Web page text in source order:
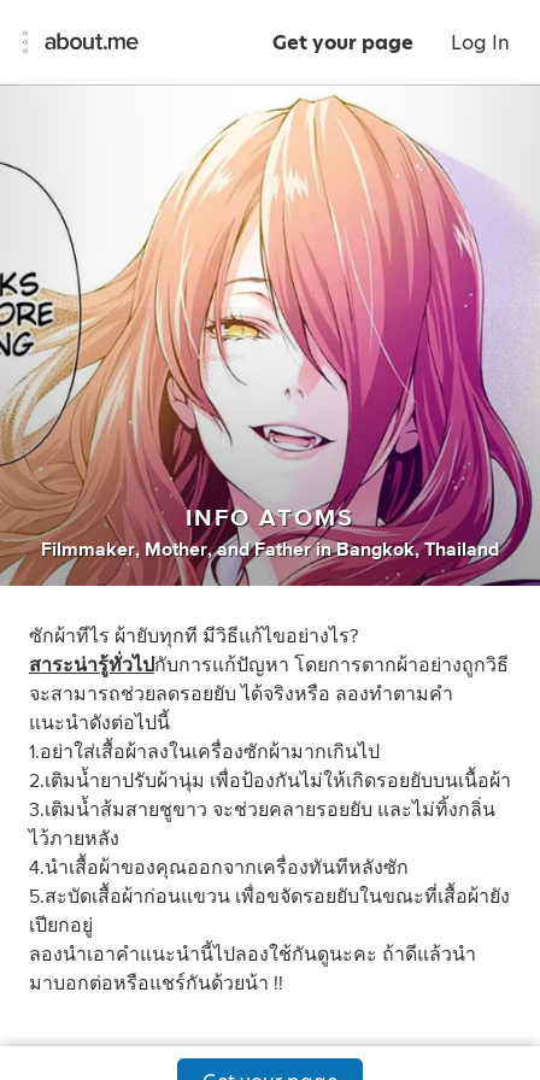
Get your page Log In
INFO ATOMS
Filmmaker, Mother, andFather inBangkok, Thailand
ซักผ้าทีไร ผ้ายับทุกที มีวิธีแก้ไขอย่างไร?
สาระน่ารู้ทั่วไปกับการแก้ปัญหา โดยการตากผ้าอย่างถูกวิธี
จะสามารถช่วยลดรอยยับ ได้จริงหรือ ลองทำตามคำ
แนะนำดังต่อไปนี้
1.อย่าใส่เสื้อผ้าลงในเครื่องซักผ้ามากเกินไป
2.เติมน้ำยาปรับผ้านุ่ม เพื่อป้องกันไม่ให้เกิดรอยยับบนเนื้อผ้า
3.เติมน้ำส้มสายชูขาว จะช่วยคลายรอยยับ และไม่ทิ้งกลิ่น
ไว้ภายหลัง
4.นำเสื้อผ้าของคุณออกจากเครื่องทันทีหลังซัก
5.สะบัดเสื้อผ้าก่อนแขวน เพื่อขจัดรอยยับในขณะที่เสื้อผ้ายัง
เปียกอยู่
ลองนำเอาคำแนะนำนี้ไปลองใช้กันดูนะคะ ถ้าดีแล้วนำ
มาบอกต่อหรือแชร์กันด้วยน้า !!